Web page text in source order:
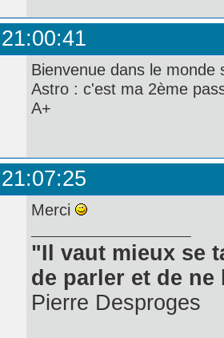
Bienvenue dans le
Astro : c'est ma 2ème
A+
Merci
"Il vaut mieux se
de parler et de
Pierre Desproges